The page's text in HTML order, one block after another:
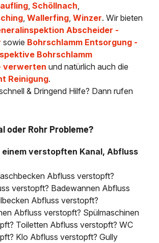
,Schöllnach,
,Wallerfing,Winzer. Wir bieten
Abscheider -
sowie Bohrschlamm Entsorgung -
Bohrschlamm
verwerten und natürlich auch die
Reinigung.
& Dringend Hilfe? Dann rufen
oder Rohr Probleme?
einem verstopften Kanal, Abfluss
Abfluss verstopft?
verstopft? Badewannen Abfluss
Abfluss verstopft?
Abfluss verstopft? Spülmaschinen
Toiletten Abfluss verstopft? WC
Klo Abfluss verstopft? Gully